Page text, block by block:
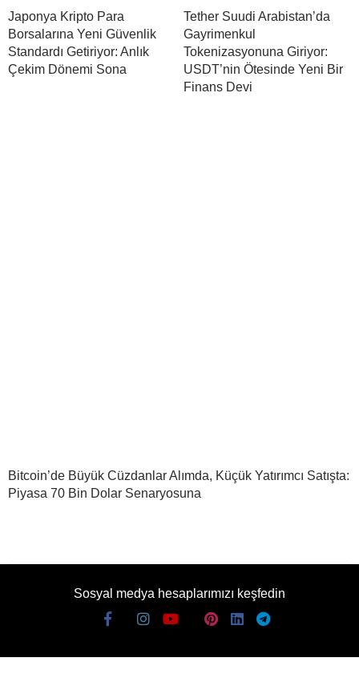
Japonya Kripto Para
Borsalarına Yeni Güvenlik
Standardı Getiriyor: Anlık
Çekim Dönemi Sona
Tether Suudi Arabistan’da
Gayrimenkul
Tokenizasyonuna Giriyor:
USDT’nin Ötesinde Yeni Bir
Finans Devi
Bitcoin’de Büyük Cüzdanlar Alımda, Küçük Yatırımcı Satışta:
Piyasa 70 Bin Dolar Senaryosuna
Sosyal medya hesaplarımızı keşfedin